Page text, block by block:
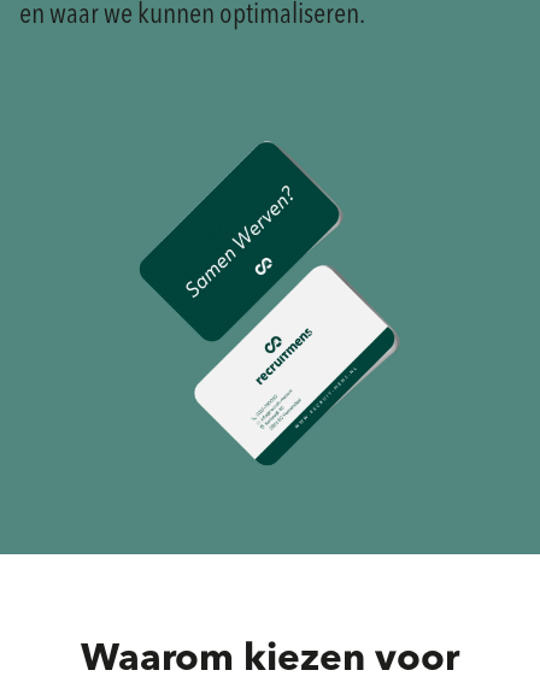
en waar we kunnen optimaliseren.
Waarom kiezen voor